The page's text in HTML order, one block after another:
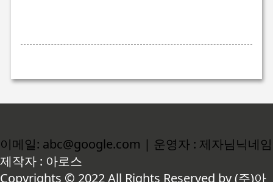
이메일: abc@google.com | 운영자 : 제자님닉네임
제작자 : 아로스
Copyrights © 2022 All Rights Reserved by (주)아